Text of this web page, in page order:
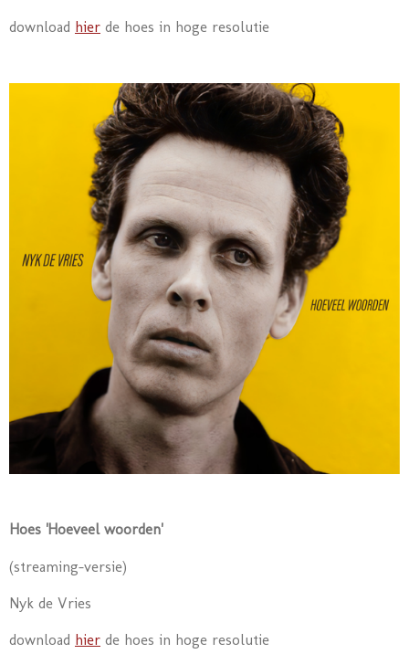
download hier de hoes in hoge resolutie
Hoes 'Hoeveel woorden'
(streaming-versie)
Nyk de Vries
download hier de hoes in hoge resolutie